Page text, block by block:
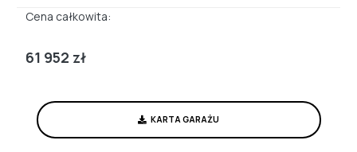
Cena całkowita:
61 952 zł
KARTA GARAŻU